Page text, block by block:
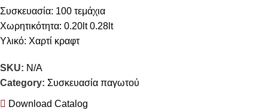
Συσκευασία: 100 τεμάχια
Χωρητικότητα: 0.20lt 0.28lt
Υλικό: Χαρτί κραφτ
SKU: N/A
Category: Συσκευασία παγωτού
Download Catalog